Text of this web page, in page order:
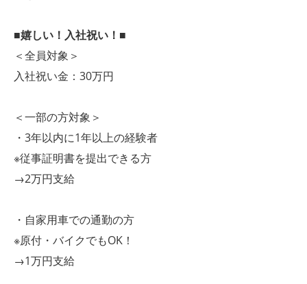
■嬉しい！入社祝い！■
＜全員対象＞
入社祝い金：30万円
＜一部の方対象＞
・3年以内に1年以上の経験者
※従事証明書を提出できる方
→2万円支給
・自家用車での通勤の方
※原付・バイクでもOK！
→1万円支給